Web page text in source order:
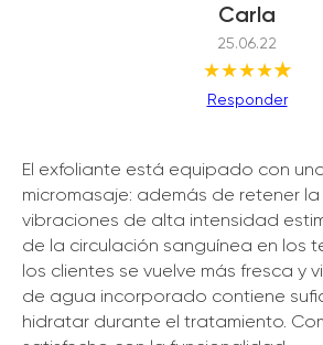
Carla
25.06.22
★★★★★
Responder
El exfoliante está equipado con
micromasaje: además de retener la
vibraciones de alta intensidad
de la circulación sanguínea en los
los clientes se vuelve más fresca y
de agua incorporado contiene
hidratar durante el tratamiento.